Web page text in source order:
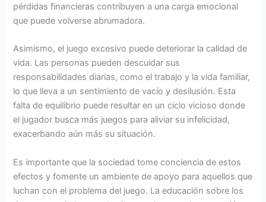
pérdidas financieras contribuyen a una carga emocional
que puede volverse abrumadora.
Asimismo, el juego excesivo puede deteriorar la calidad de
vida. Las personas pueden descuidar sus
responsabilidades diarias, como el trabajo y la vida familiar,
lo que lleva a un sentimiento de vacío y desilusión. Esta
falta de equilibrio puede resultar en un ciclo vicioso donde
el jugador busca más juegos para aliviar su infelicidad,
exacerbando aún más su situación.
Es importante que la sociedad tome conciencia de estos
efectos y fomente un ambiente de apoyo para aquellos que
luchan con el problema del juego. La educación sobre los